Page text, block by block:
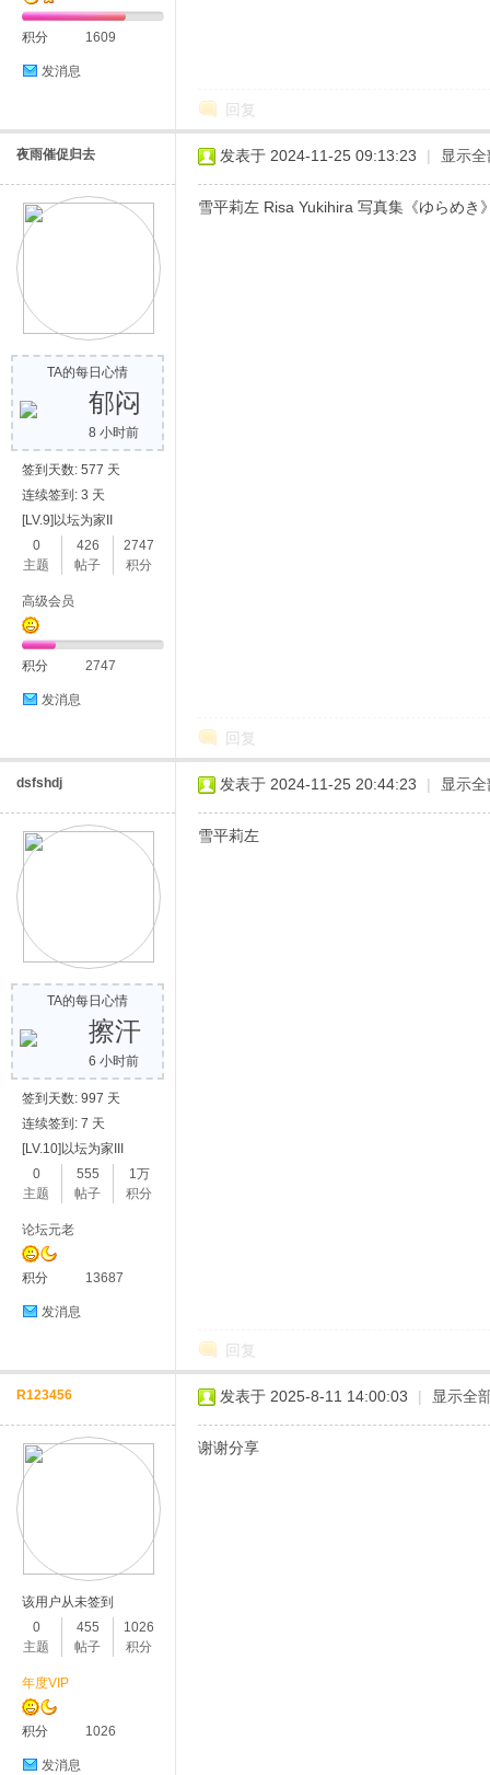
积分 1609
发消息
回复
夜雨催促归去
TA的每日心情
郁闷
8 小时前
签到天数: 577 天
连续签到: 3 天
[LV.9]以坛为家II
0
主题
426
帖子
2747
积分
高级会员
积分 2747
发消息
发表于 2024-11-25 09:13:23 | 显示
雪平莉左 Risa Yukihira 写真集《ゆらめき
回复
dsfshdj
TA的每日心情
擦汗
6 小时前
签到天数: 997 天
连续签到: 7 天
[LV.10]以坛为家III
0
主题
555
帖子
1万
积分
论坛元老
积分 13687
发消息
发表于 2024-11-25 20:44:23 | 显示
雪平莉左
回复
R123456
该用户从未签到
0
主题
455
帖子
1026
积分
年度VIP
积分 1026
发消息
发表于 2025-8-11 14:00:03 | 显示全
谢谢分享